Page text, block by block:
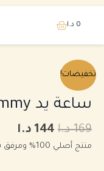
0 د.ا
تخفيضات!
ساعة يد tommy
169 د.ا
هو:
169 د.ا.
144 د.ا
144
منتج أصلي 100% ومرفق بكفالة
كمية
ساعة